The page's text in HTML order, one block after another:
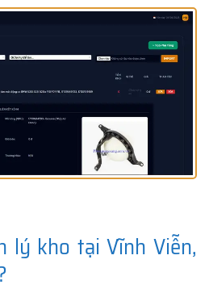
lý kho tại Vĩnh Viễn,